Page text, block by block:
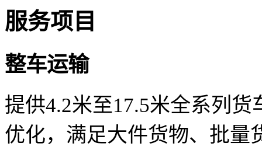
服务项目
整车运输
提供4.2米至17.5米全系列
优化，满足大件货物、批量